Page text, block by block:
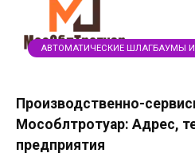
АВТОМАТИЧЕСКИЕ ШЛАГБАУМЫ
Производственно-
Мособлтротуар: Адрес,
предприятия